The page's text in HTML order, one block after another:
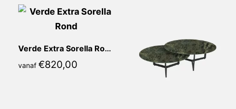
Verde Extra Sorella Rond
vanaf €820,00